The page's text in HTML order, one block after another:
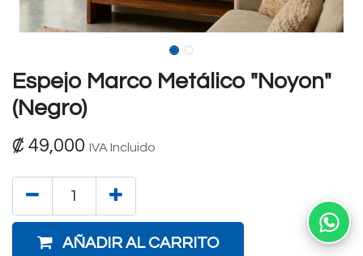
Espejo Marco Metálico "Noyon"
(Negro)
₡ 49,000 IVA Incluido
AÑADIR AL CARRITO